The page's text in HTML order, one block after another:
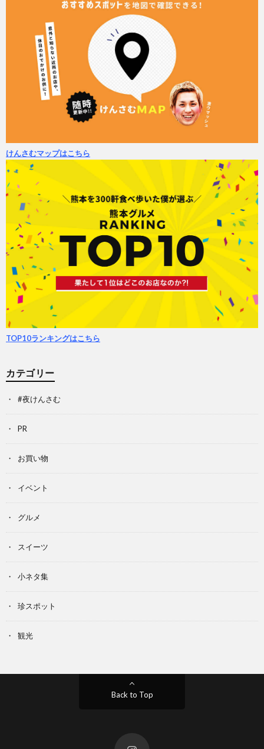
けんさむマップはこちら
TOP10ランキングはこちら
カテゴリー
#夜けんさむ
PR
お買い物
イベント
グルメ
スイーツ
小ネタ集
珍スポット
観光
Back to Top